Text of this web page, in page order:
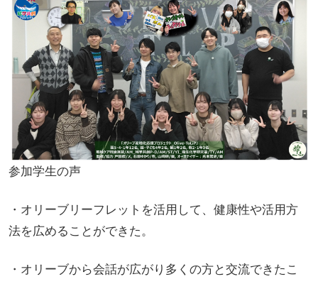
参加学生の声
・オリーブリーフレットを活用して、健康性や活用方
法を広めることができた。
・オリーブから会話が広がり多くの方と交流できたこ